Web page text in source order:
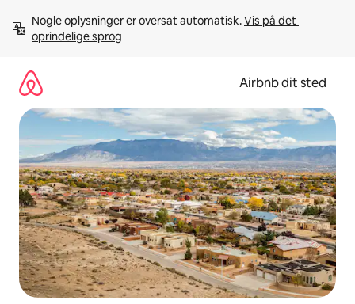
videre
Nogle oplysninger er oversat automatisk. Vis på det
oprindelige sprog
Airbnb dit sted